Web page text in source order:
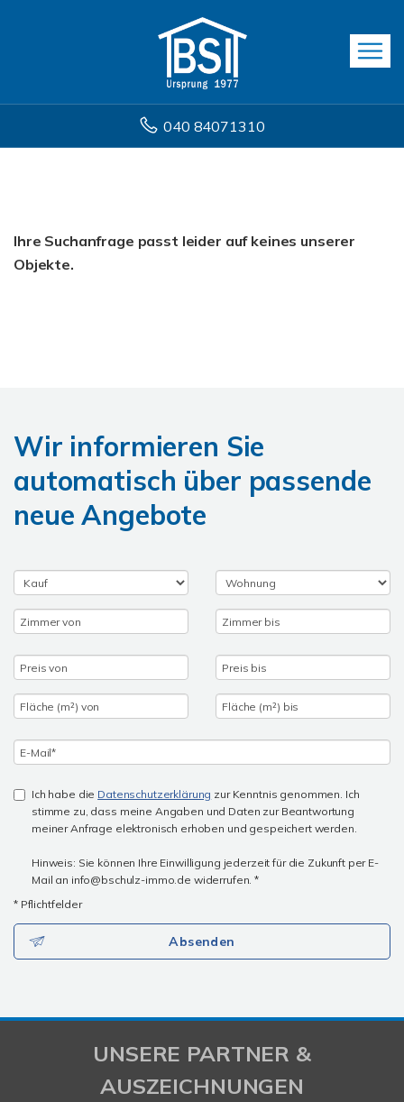
040 84071310
Ihre Suchanfrage passt leider auf keines unserer
Objekte.
Wir informieren Sie
automatisch über passende
neue Angebote
Ich habe die Datenschutzerklärung zur Kenntnis genommen. Ich
stimme zu, dass meine Angaben und Daten zur Beantwortung
meiner Anfrage elektronisch erhoben und gespeichert werden.
Hinweis: Sie können Ihre Einwilligung jederzeit für die Zukunft per E-
Mail an info@bschulz-immo.de widerrufen. *
* Pflichtfelder
Absenden
UNSERE PARTNER &
AUSZEICHNUNGEN